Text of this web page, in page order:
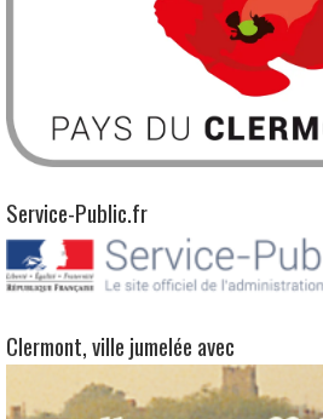
Service-Public.fr